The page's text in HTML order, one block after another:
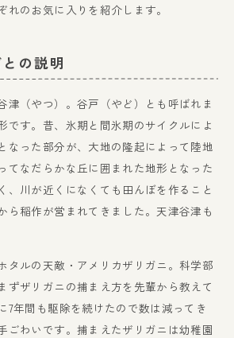
れのお気に入りを紹介します。
の説明
やつ）。谷戸（やど）とも呼ばれま
です。昔、氷期と間氷期のサイクルによ
なった部分が、大地の隆起によって陸地
てなだらかな丘に囲まれた地形となった
、川が近くになくても田んぼを作ること
ら稲作が営まれてきました。天津谷津も
の天敵・アメリカザリガニ。科学部
ずザリガニの捕まえ方を先輩から教えて
7年間も駆除を続けたので数は減ってき
ごわいです。捕まえたザリガニは幼稚園